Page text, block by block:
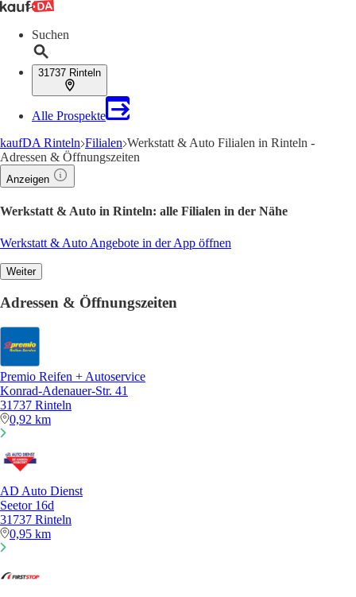
Suchen
31737 Rinteln
Alle Prospekte
kaufDA Rinteln Filialen Werkstatt & Auto Filialen in Rinteln -
Adressen & Öffnungszeiten
Anzeigen
Werkstatt & Auto in Rinteln: alle Filialen in der Nähe
Werkstatt & Auto Angebote in der App öffnen
Weiter
Adressen & Öffnungszeiten
Premio Reifen + Autoservice
Konrad-Adenauer-Str. 41
31737 Rinteln
0,92 km
AD Auto Dienst
Seetor 16d
31737 Rinteln
0,95 km